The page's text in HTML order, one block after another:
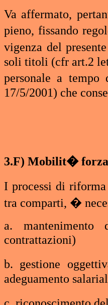
Va affermato,
pieno, fissando
vigenza del
soli titoli (cfr art.2
personale a
17/5/2001) che
3.F) Mobilit�
I processi di
tra comparti, �
a. mantenimento
contrattazioni)
b. gestione
adeguamento